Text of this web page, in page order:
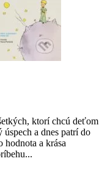
ktorí chcú deťom
a dnes patrí do
hodnota a krása